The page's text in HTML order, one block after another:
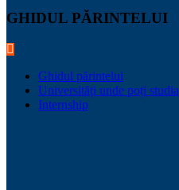
GHIDUL PĂRINTELUI
Ghidul părintelui
Universități unde poți studia
Internship